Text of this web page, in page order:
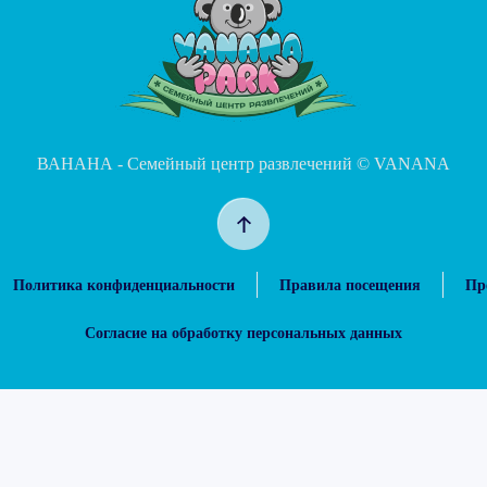
ВАНАНА - Семейный центр развлечений © VANANA
Политика конфиденциальности Правила посещения
Согласие на обработку персональных данных